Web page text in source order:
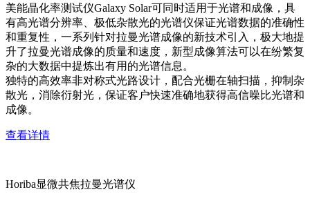
美能晶化率测试仪Galaxy Solar可同时适用于光谱和成像，具
有高光谱分辨率、极低杂散光的光谱仪保证光谱数据的准确性
和重复性，一系列针对拉曼光谱成像的新技术引入，极大地提
升了拉曼光谱成像的质量和速度，新型成像算法可以在纷繁复
杂的大数据中提炼出有用的光谱信息。
独特的高效率非对称式光路设计，配合光栅在轴扫描，抑制杂
散光，消除衍射光，保证客户快速准确地获得高信噪比光谱和
成像。
查看详情
Horiba显微共焦拉曼光谱仪